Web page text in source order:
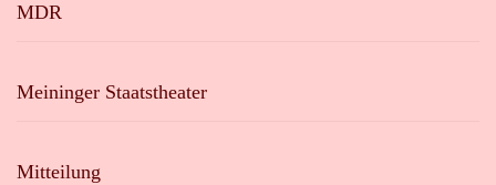
MDR
Meininger Staatstheater
Mitteilung